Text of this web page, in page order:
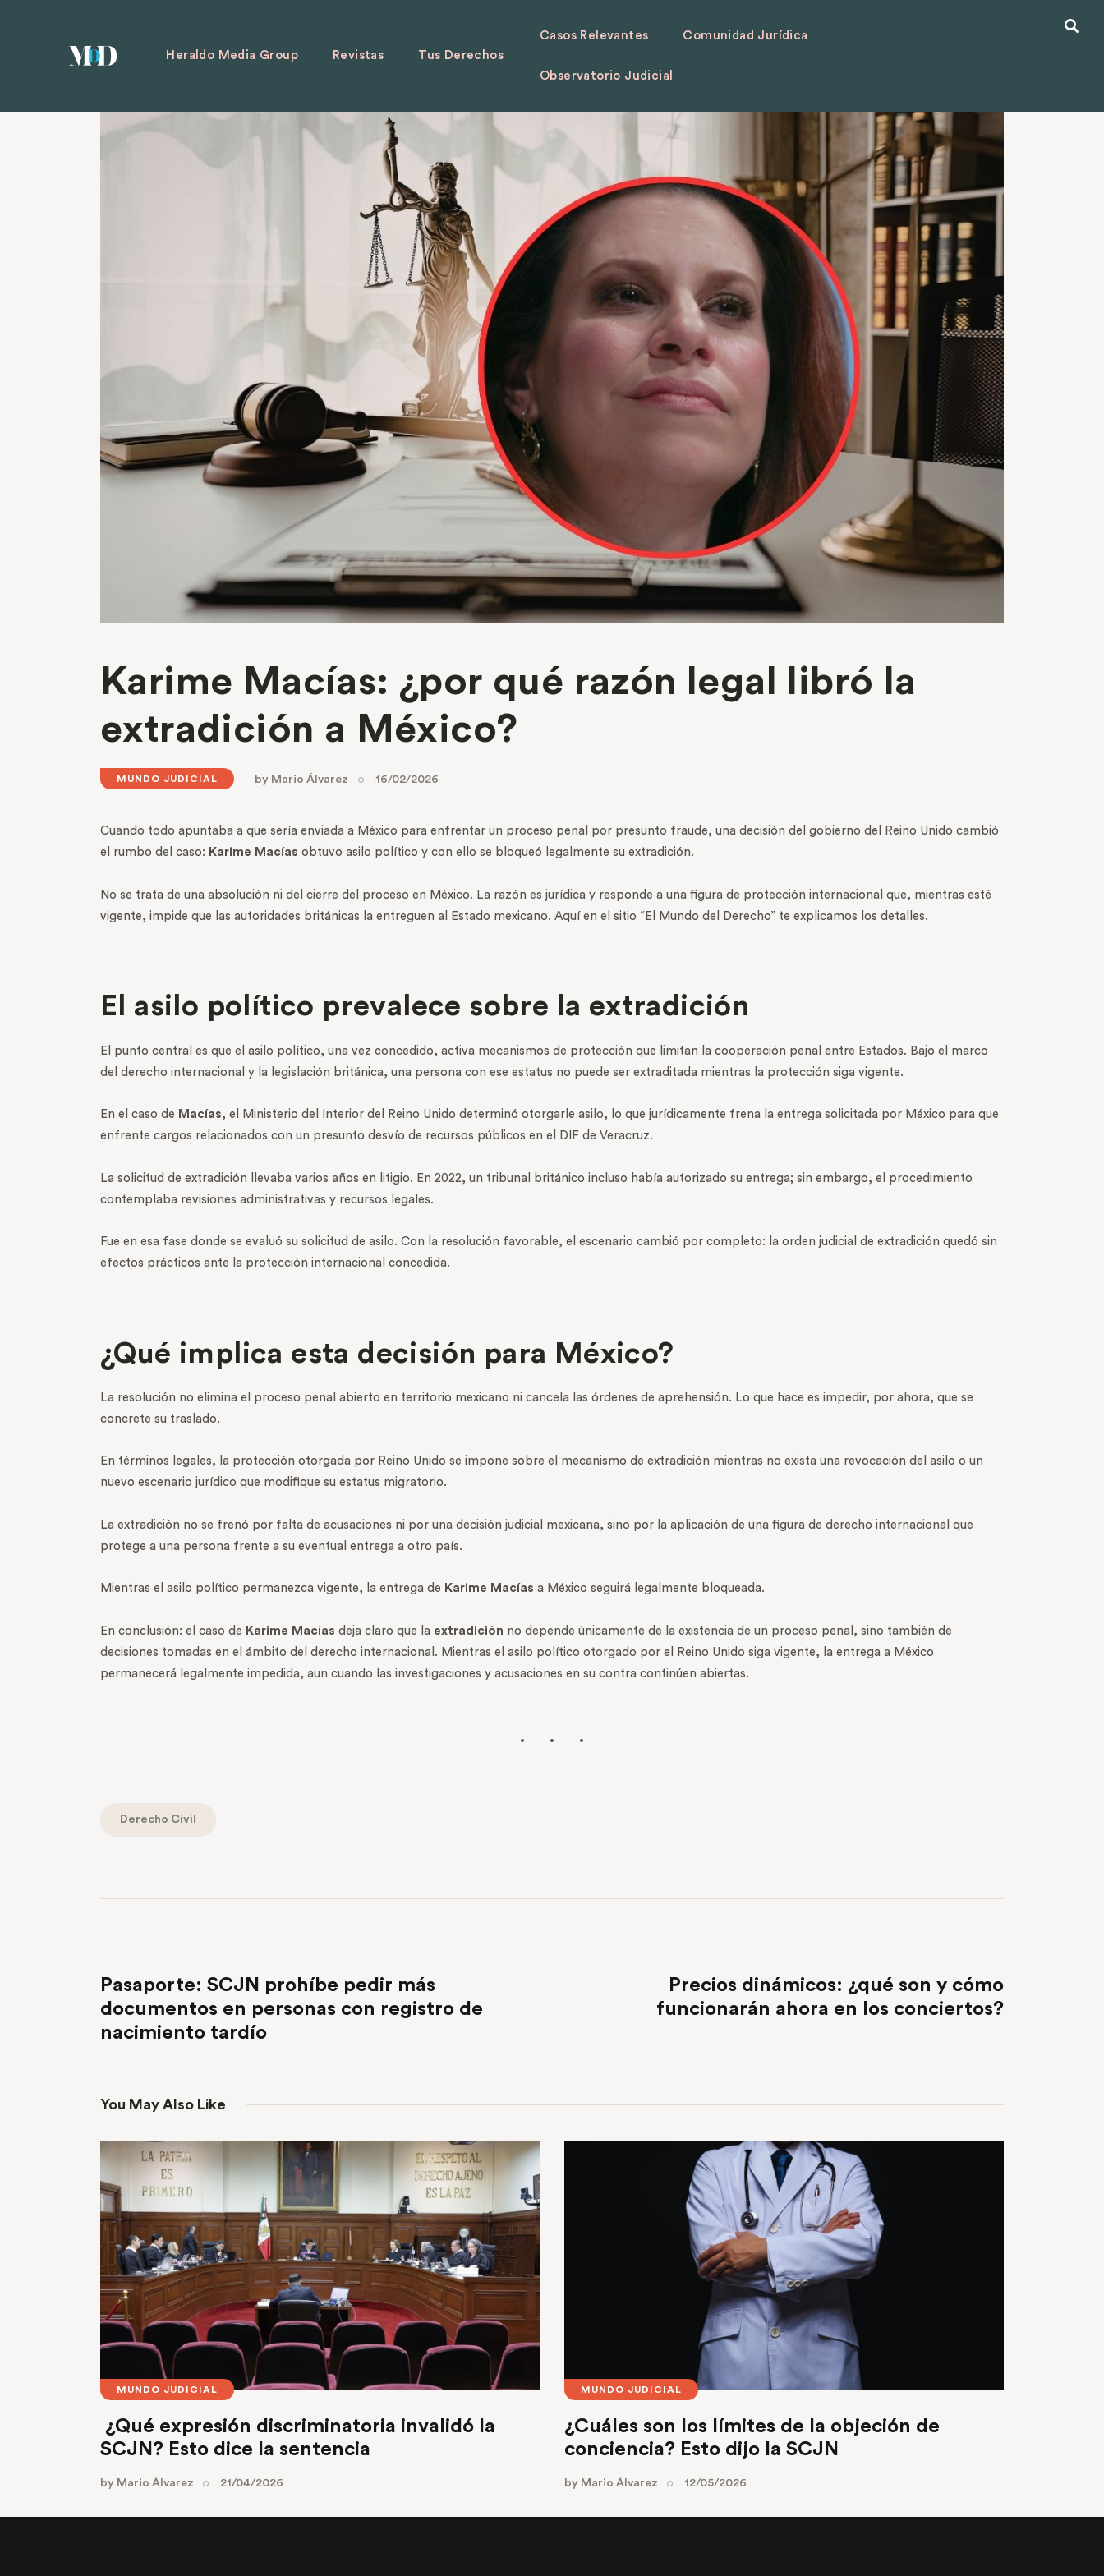
Heraldo Media Group Revistas Tus Derechos
Casos Relevantes Comunidad Jurídica
Observatorio Judicial
Karime Macías: ¿por qué razón legal libró la
extradición a México?
MUNDO JUDICIAL by Mario Álvarez 16/02/2026
Cuando todo apuntaba a que sería enviada a México para enfrentar un proceso penal por presunto fraude, una decisión del gobierno del Reino Unido cambió
el rumbo del caso: Karime Macías obtuvo asilo político y con ello se bloqueó legalmente su extradición.
No se trata de una absolución ni del cierre del proceso en México. La razón es jurídica y responde a una figura de protección internacional que, mientras esté
vigente, impide que las autoridades británicas la entreguen al Estado mexicano. Aquí en el sitio “El Mundo del Derecho” te explicamos los detalles.
El asilo político prevalece sobre la extradición
El punto central es que el asilo político, una vez concedido, activa mecanismos de protección que limitan la cooperación penal entre Estados. Bajo el marco
del derecho internacional y la legislación británica, una persona con ese estatus no puede ser extraditada mientras la protección siga vigente.
En el caso de Macías, el Ministerio del Interior del Reino Unido determinó otorgarle asilo, lo que jurídicamente frena la entrega solicitada por México para que
enfrente cargos relacionados con un presunto desvío de recursos públicos en el DIF de Veracruz.
La solicitud de extradición llevaba varios años en litigio. En 2022, un tribunal británico incluso había autorizado su entrega; sin embargo, el procedimiento
contemplaba revisiones administrativas y recursos legales.
Fue en esa fase donde se evaluó su solicitud de asilo. Con la resolución favorable, el escenario cambió por completo: la orden judicial de extradición quedó sin
efectos prácticos ante la protección internacional concedida.
¿Qué implica esta decisión para México?
La resolución no elimina el proceso penal abierto en territorio mexicano ni cancela las órdenes de aprehensión. Lo que hace es impedir, por ahora, que se
concrete su traslado.
En términos legales, la protección otorgada por Reino Unido se impone sobre el mecanismo de extradición mientras no exista una revocación del asilo o un
nuevo escenario jurídico que modifique su estatus migratorio.
La extradición no se frenó por falta de acusaciones ni por una decisión judicial mexicana, sino por la aplicación de una figura de derecho internacional que
protege a una persona frente a su eventual entrega a otro país.
Mientras el asilo político permanezca vigente, la entrega de Karime Macías a México seguirá legalmente bloqueada.
En conclusión: el caso de Karime Macías deja claro que la extradición no depende únicamente de la existencia de un proceso penal, sino también de
decisiones tomadas en el ámbito del derecho internacional. Mientras el asilo político otorgado por el Reino Unido siga vigente, la entrega a México
permanecerá legalmente impedida, aun cuando las investigaciones y acusaciones en su contra continúen abiertas.
Derecho Civil
Pasaporte: SCJN prohíbe pedir más
documentos en personas con registro de
nacimiento tardío
Precios dinámicos: ¿qué son y cómo
funcionarán ahora en los conciertos?
You May Also Like
MUNDO JUDICIAL
¿Qué expresión discriminatoria invalidó la
SCJN? Esto dice la sentencia
by Mario Álvarez 21/04/2026
MUNDO JUDICIAL
¿Cuáles son los límites de la objeción de
conciencia? Esto dijo la SCJN
by Mario Álvarez 12/05/2026